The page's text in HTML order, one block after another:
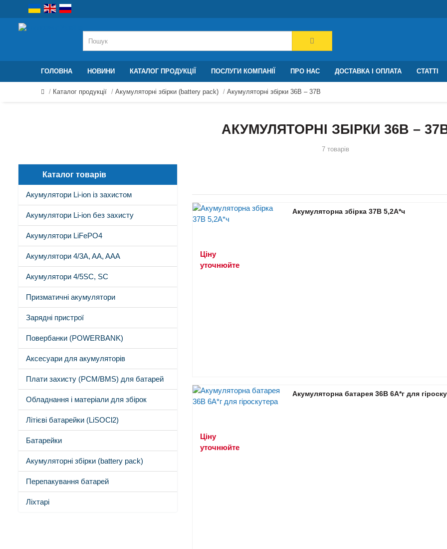
ГОЛОВНА НОВИНИ КАТАЛОГ ПРОДУКЦІЇ ПОСЛУГИ КОМПАНІЇ ПРО НАС ДОСТАВКА І ОПЛАТА СТАТТІ
Каталог продукції Акумуляторні збірки (battery pack) Акумуляторні збірки 36В – 37В
АКУМУЛЯТОРНІ ЗБІРКИ 36В –
7 товарів
Каталог товарів
Акумулятори Li-ion із захистом
Акумулятори Li-ion без захисту
Акумулятори LiFePO4
Акумулятори 4/3A, AA, AAA
Акумулятори 4/5SC, SC
Призматичні акумулятори
Зарядні пристрої
Повербанки (POWERBANK)
Аксесуари для акумуляторів
Плати захисту (PCM/BMS) для батарей
Обладнання і матеріали для збірок
Літієві батарейки (LiSOCl2)
Батарейки
Акумуляторні збірки (battery pack)
Перепакування батарей
Ліхтарі
Акумуляторна збірка 37В 5,2A*ч
Ціну
уточнюйте
Акумуляторна батарея 36В 6А*г для
Ціну
уточнюйте